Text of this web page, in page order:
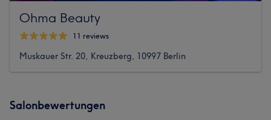
Ohma Beauty
11 reviews
Muskauer Str. 20, Kreuzberg, 10997 Berlin
Salonbewertungen